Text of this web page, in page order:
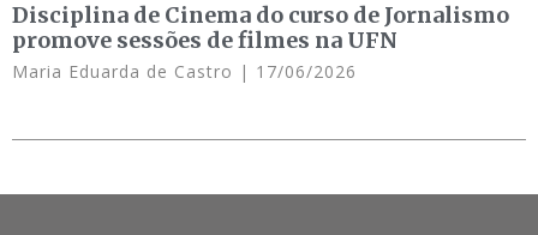
Disciplina de Cinema do curso de Jornalismo
promove sessões de filmes na UFN
Maria Eduarda de Castro 17/06/2026